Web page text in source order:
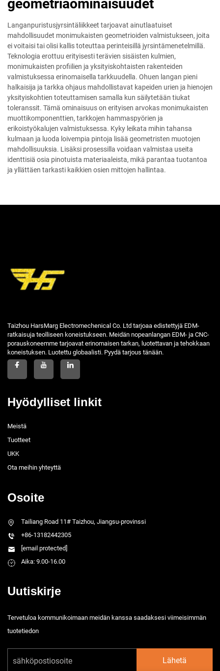
geometriaominaisuudet
Langanpuristusjyrsintäliikkeet tarjoavat ainutlaatuiset
mahdollisuudet monimukaisten geometrioiden valmistukseen, joita
ei voitaisi tai olisi kallis toteuttaa perinteisillä jyrsintämenetelmillä.
Teknologia erottuu erityisesti terävien sisäisten kulmien,
monimukaisten profiilien ja yksityiskohtaisten rakenteiden
valmistuksessa erinomaisella tarkkuudella. Ohuen langan pieni
halkaisija ja tarkka ohjaus mahdollistavat kapeiden urien ja hienojen
yksityiskohtien toteuttamisen samalla kun säilytetään tiukat
toleranssit. Tämä ominaisuus on erityisen arvokas monimukaisten
muottikomponenttien, tarkkojen hammaspyörien ja
erikoistyökalujen valmistuksessa. Kyky leikata mihin tahansa
kulmaan ja luoda loivempia pintoja lisää geometristen muotojen
mahdollisuuksia. Lisäksi prosessilla voidaan valmistaa useita
identtisiä osia pinotuista materiaaleista, mikä parantaa tuotantoa
ja yllättäen tarkasti kaikkien osien mittojen hallintaa.
Taizhou HarsMarg Electromechenical Co. Ltd tarjoaa edistettyjä EDM-
ratkaisuja teolliseen koneistukseen. Meidän nopeanlangan EDM- ja CNC-
porauskoneemme tarjoavat erinomaisen tarkan, luotettavan ja tehokkaan
koneistuksen. Luotettu globaalisti. Pyydä tarjous tänään.
Hyödylliset linkit
Meistä
Tuotteet
UKK
Ota meihin yhteyttä
Osoite
Tailiang Road 11# Taizhou, Jiangsu-provinssi
+86-13182442305
[email protected]
Aika: 9.00-16.00
Uutiskirje
Tervetuloa kommunikoimaan meidän kanssa saadaksesi viimeisimmän
tuotetiedon
Lähetä